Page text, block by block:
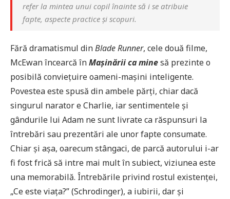
refer la mintea unui copil înainte să i se atribuie
fapte, aspecte practice și scopuri.
Fără dramatismul dinBlade Runner, cele două filme,
McEwan încearcă înMașinării ca minesă prezinte o
posibilă conviețuire oameni-mașini inteligente.
Povestea este spusă din ambele părți, chiar dacă
singurul narator e Charlie, iar sentimentele și
gândurile lui Adam ne sunt livrate ca răspunsuri la
întrebări sau prezentări ale unor fapte consumate.
Chiar și așa, oarecum stângaci, de parcă autorului i-ar
fi fost frică să intre mai mult în subiect, viziunea este
una memorabilă. Întrebările privind rostul existenței,
„Ce este viața?” (Schrodinger), a iubirii, dar și